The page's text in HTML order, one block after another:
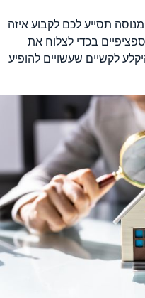
תסייע לכם לקבוע איזה
בכדי לצלוח את
לקשיים שעשויים להופיע